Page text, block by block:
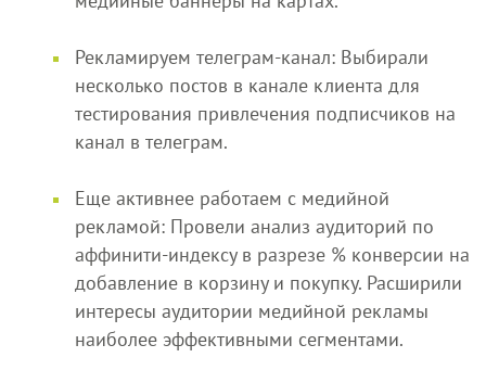
Рекламируем телеграм-канал: Выбирали
несколько постов в канале клиента для
тестирования привлечения подписчиков на
канал в телеграм.
Еще активнее работаем с медийной
рекламой: Провели анализ аудиторий по
аффинити-индексу в разрезе % конверсии на
добавление в корзину и покупку. Расширили
интересы аудитории медийной рекламы
наиболее эффективными сегментами.